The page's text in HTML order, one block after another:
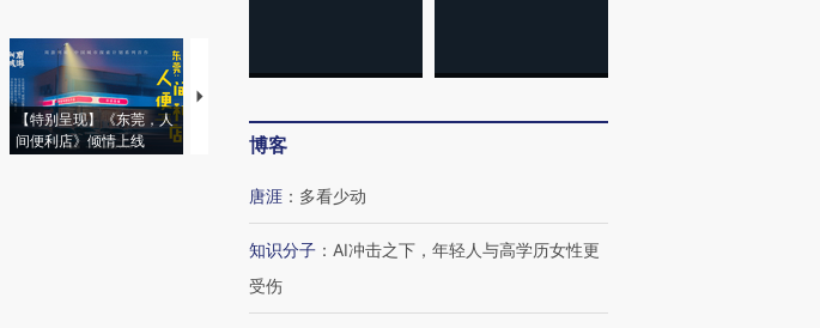
【特别呈现】《东莞，人
间便利店》倾情上线
【推广】走进第四届链博
会，让数智科技“链”接产
【特别呈现】寻找100种
CFO：不靠规模取胜，华
博客
唐涯 ： 多看少动
知识分子 ： AI冲击之下，年轻人与高学历女性更
受伤